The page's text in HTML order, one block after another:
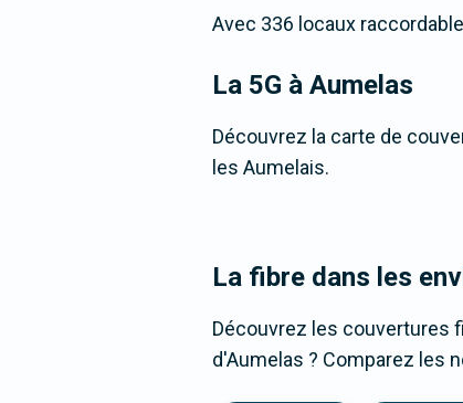
Avec 336 locaux
La 5G à Aumelas
Découvrez la carte de
les Aumelais.
La fibre dans les
Découvrez les couvertures
d'Aumelas ? Comparez les